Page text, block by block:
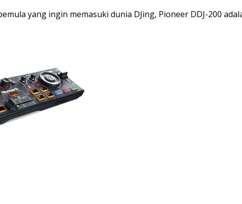
yang ingin memasuki dunia DJing, Pioneer DDJ-200